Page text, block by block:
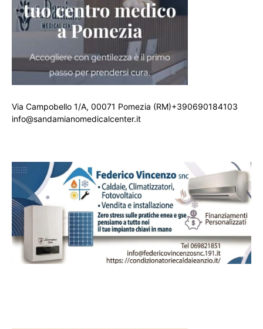
Via Campobello 1/A, 00071 Pomezia (RM)+390690184103
info@sandamianomedicalcenter.it